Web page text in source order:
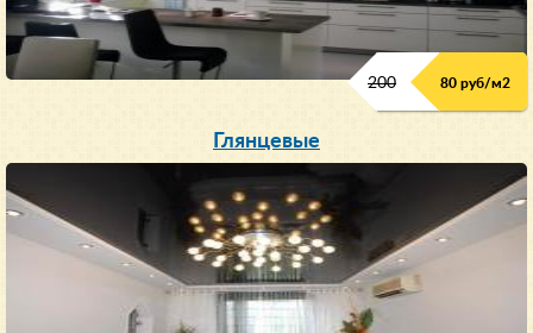
200 80 руб/м2
Глянцевые